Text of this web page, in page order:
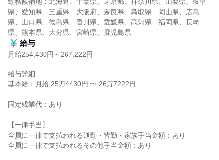
県、愛知県、三重県、大阪府、奈良県、鳥取県、岡山県、広島
県、山口県、徳島県、香川県、愛媛県、高知県、福岡県、長崎
県、熊本県、大分県、宮崎県、鹿児島県
給与
月給254,430円～267,222円
給与詳細
基本給：月給 25万4430円 〜 26万7222円
固定残業代：あり
【一律手当】
全員に一律で支払われる通勤・皆勤・家族手当金額：あり
全員に一律で支払われるその他手当金額：あり